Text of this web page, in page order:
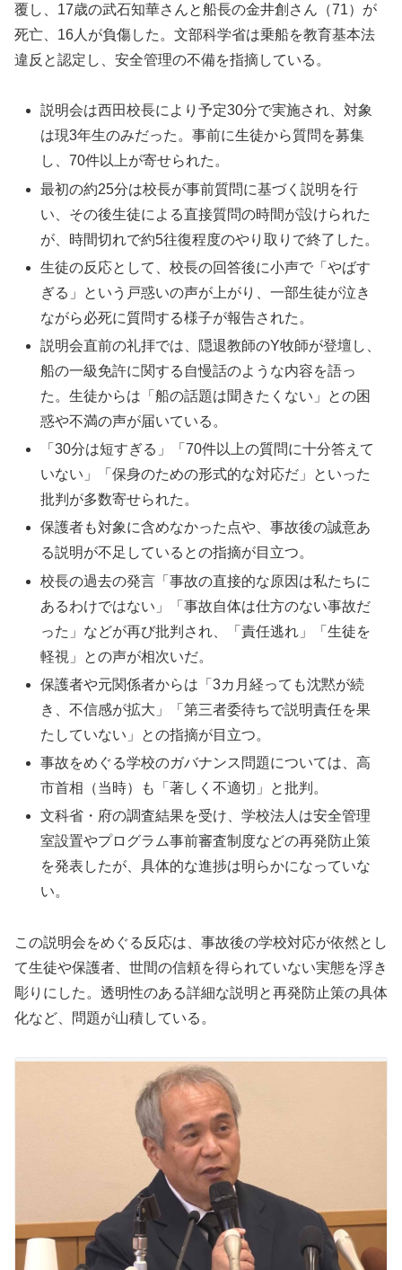
覆し、17歳の武石知華さんと船長の金井創さん（71）が
死亡、16人が負傷した。文部科学省は乗船を教育基本法
違反と認定し、安全管理の不備を指摘している。
説明会は西田校長により予定30分で実施され、対象
は現3年生のみだった。事前に生徒から質問を募集
し、70件以上が寄せられた。
最初の約25分は校長が事前質問に基づく説明を行
い、その後生徒による直接質問の時間が設けられた
が、時間切れで約5往復程度のやり取りで終了した。
生徒の反応として、校長の回答後に小声で「やばす
ぎる」という戸惑いの声が上がり、一部生徒が泣き
ながら必死に質問する様子が報告された。
説明会直前の礼拝では、隠退教師のY牧師が登壇し、
船の一級免許に関する自慢話のような内容を語っ
た。生徒からは「船の話題は聞きたくない」との困
惑や不満の声が届いている。
「30分は短すぎる」「70件以上の質問に十分答えて
いない」「保身のための形式的な対応だ」といった
批判が多数寄せられた。
保護者も対象に含めなかった点や、事故後の誠意あ
る説明が不足しているとの指摘が目立つ。
校長の過去の発言「事故の直接的な原因は私たちに
あるわけではない」「事故自体は仕方のない事故だ
った」などが再び批判され、「責任逃れ」「生徒を
軽視」との声が相次いだ。
保護者や元関係者からは「3カ月経っても沈黙が続
き、不信感が拡大」「第三者委待ちで説明責任を果
たしていない」との指摘が目立つ。
事故をめぐる学校のガバナンス問題については、高
市首相（当時）も「著しく不適切」と批判。
文科省・府の調査結果を受け、学校法人は安全管理
室設置やプログラム事前審査制度などの再発防止策
を発表したが、具体的な進捗は明らかになっていな
い。
この説明会をめぐる反応は、事故後の学校対応が依然とし
て生徒や保護者、世間の信頼を得られていない実態を浮き
彫りにした。透明性のある詳細な説明と再発防止策の具体
化など、問題が山積している。